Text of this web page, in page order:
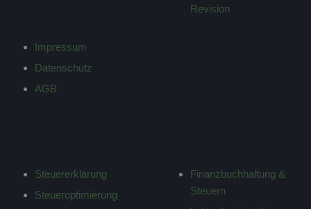
Impressum
Datenschutz
AGB
Revision
Steuererklärung
Steueroptimierung
Finanzbuchhaltung &
Steuern